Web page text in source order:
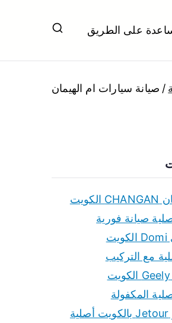
على الطريق
صيانة سيارات ام الهيمان
قطع غيار شانجان CHANGAN الكويت
قطع غيار دومي Domi الكويت
قطع غيار جيلي Geely الكويت
قطع غيار جيتور Jetour بالكويت أصلية